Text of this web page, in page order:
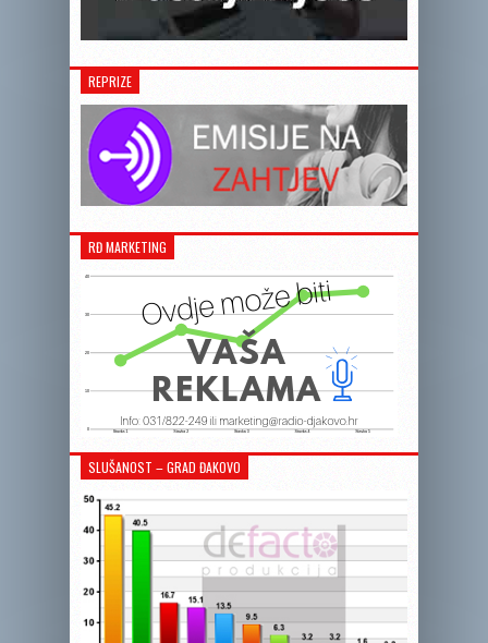
REPRIZE
RĐ MARKETING
SLUŠANOST – GRAD ĐAKOVO